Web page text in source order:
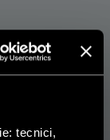
tecnici,